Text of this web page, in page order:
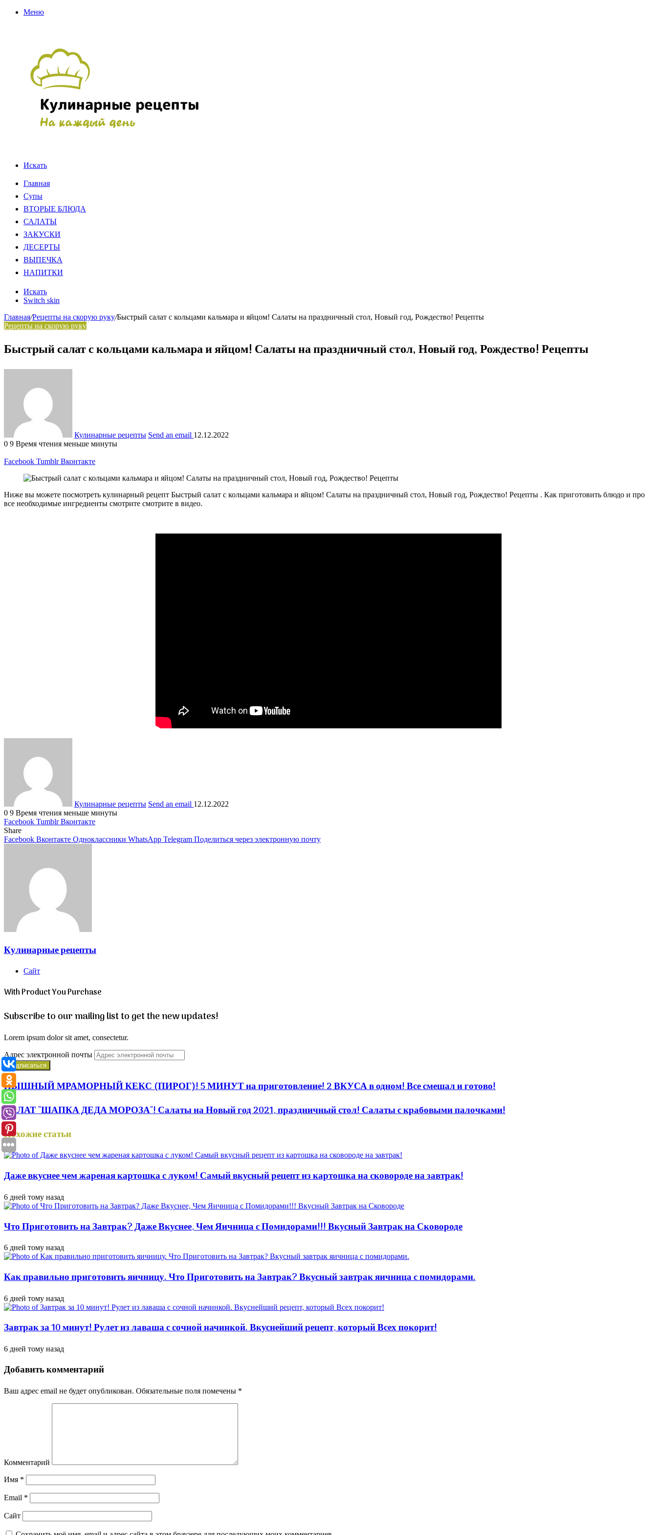
Меню
Искать
Главная
Супы
ВТОРЫЕ БЛЮДА
САЛАТЫ
ЗАКУСКИ
ДЕСЕРТЫ
ВЫПЕЧКА
НАПИТКИ
Искать
Switch skin
Главная/Рецепты на скорую руку/Быстрый салат с кольцами кальмара и яйцом! Салаты на праздничный стол, Новый год, Рождество! Рецепты
Рецепты на скорую руку
Быстрый салат с кольцами кальмара и яйцом! Салаты на праздничный стол, Новый год, Рождество! Рецепты
Кулинарные рецепты Send an email 12.12.2022
0 9 Время чтения меньше минуты
Facebook Tumblr Вконтакте
Ниже вы можете посмотреть кулинарный рецепт Быстрый салат с кольцами кальмара и яйцом! Салаты на праздничный стол, Новый год, Рождество! Рецепты . Как приготовить блюдо и про
все необходимые ингредиенты смотрите смотрите в видео.
Кулинарные рецепты Send an email 12.12.2022
0 9 Время чтения меньше минуты
Facebook Tumblr Вконтакте
Share
Facebook Вконтакте Одноклассники WhatsApp Telegram Поделиться через электронную почту
Кулинарные рецепты
Сайт
With Product You Purchase
Subscribe to our mailing list to get the new updates!
Lorem ipsum dolor sit amet, consectetur.
Адрес электронной почты
ПЫШНЫЙ МРАМОРНЫЙ КЕКС (ПИРОГ)! 5 МИНУТ на приготовление! 2 ВКУСА в одном! Все смешал и готово!
САЛАТ "ШАПКА ДЕДА МОРОЗА"! Салаты на Новый год 2021, праздничный стол! Салаты с крабовыми палочками!
Похожие статьи
Даже вкуснее чем жареная картошка с луком! Самый вкусный рецепт из картошка на сковороде на завтрак!
6 дней тому назад
Что Приготовить на Завтрак? Даже Вкуснее, Чем Яичница с Помидорами!!! Вкусный Завтрак на Сковороде
6 дней тому назад
Как правильно приготовить яичницу. Что Приготовить на Завтрак? Вкусный завтрак яичница с помидорами.
6 дней тому назад
Завтрак за 10 минут! Рулет из лаваша с сочной начинкой. Вкуснейший рецепт, который Всех покорит!
6 дней тому назад
Добавить комментарий
Ваш адрес email не будет опубликован. Обязательные поля помечены *
Комментарий
Имя *
Email *
Сайт